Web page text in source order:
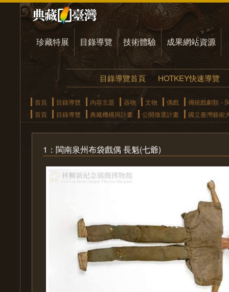
珍藏特展 目錄導覽 技術體驗 成果網站資源
目錄導覽首頁 HOTKEY快速導覽
首頁 目錄導覽 內容主題 器物 文物 偶戲
傳統戲劇類－
首頁
目錄導覽 典藏機構與計畫 公開徵選計畫 國立臺灣藝術
1：閩南泉州布袋戲偶 長魁(七爺)